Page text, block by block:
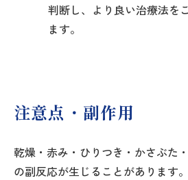
判断し、より良い治療法を
ます。
注意点・副作用
乾燥・赤み・ひりつき・かさぶた
の副反応が生じることがあります